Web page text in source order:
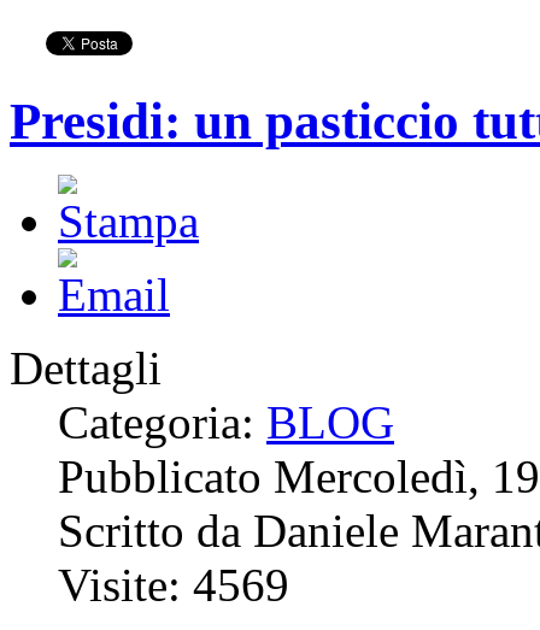
Presidi: un pasticcio
Dettagli
Categoria: BLOG
Pubblicato Mercoledì,
Scritto da Daniele
Visite: 4569